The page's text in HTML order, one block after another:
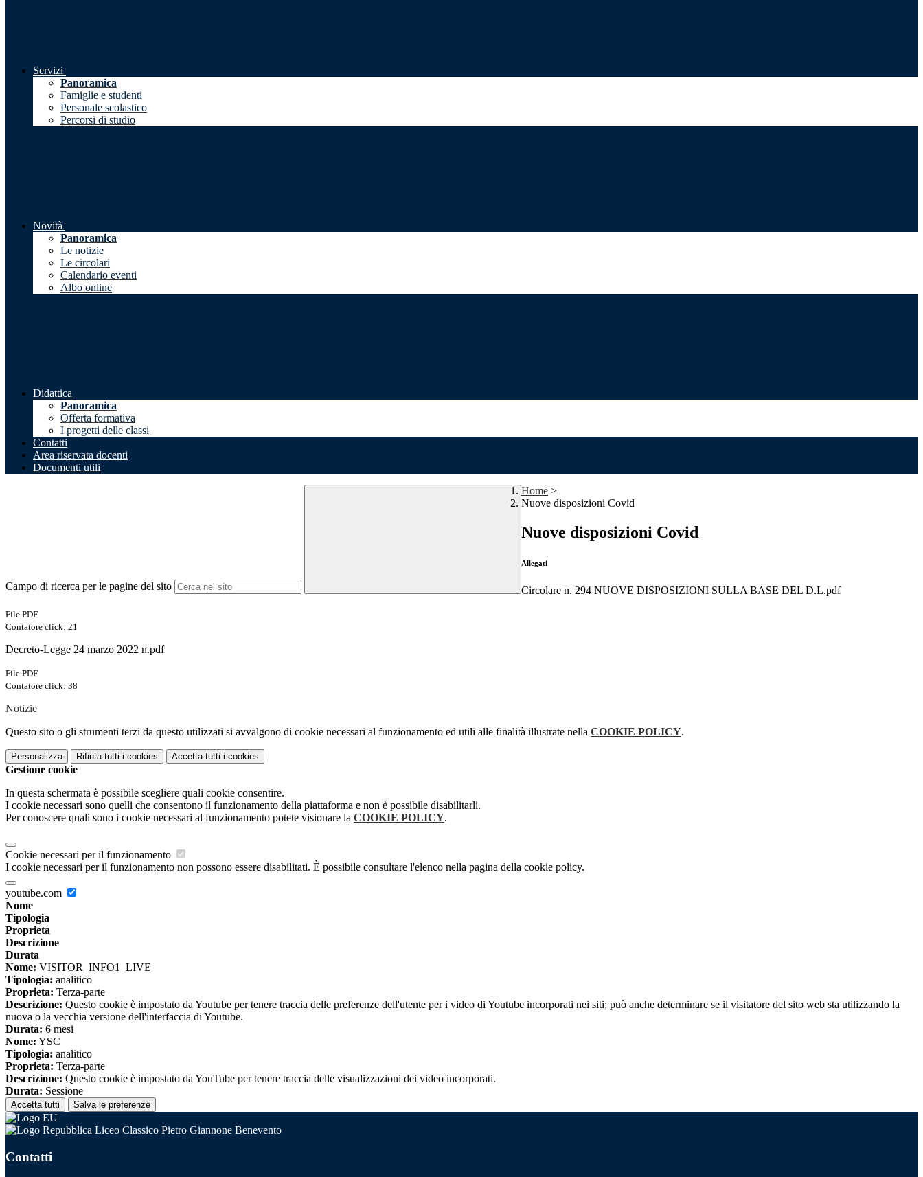
Servizi
Panoramica
Famiglie e studenti
Personale scolastico
Percorsi di studio
Novità
Panoramica
Le notizie
Le circolari
Calendario eventi
Albo online
Didattica
Panoramica
Offerta formativa
I progetti delle classi
Contatti
Area riservata docenti
Documenti utili
Campo di ricerca per le pagine del sito
Home >
Nuove disposizioni Covid
Nuove disposizioni Covid
Allegati
Circolare n. 294 NUOVE DISPOSIZIONI SULLA BASE DEL D.L.pdf
File PDF
Contatore click: 21
Decreto-Legge 24 marzo 2022 n.pdf
File PDF
Contatore click: 38
Notizie
Questo sito o gli strumenti terzi da questo utilizzati si avvalgono di cookie necessari al funzionamento ed utili alle finalità illustrate nella COOKIE POLICY.
Personalizza Rifiuta tutti i cookies Accetta tutti i cookies
Gestione cookie
In questa schermata è possibile scegliere quali cookie consentire.
I cookie necessari sono quelli che consentono il funzionamento della piattaforma e non è possibile disabilitarli.
Per conoscere quali sono i cookie necessari al funzionamento potete visionare la COOKIE POLICY.
Cookie necessari per il funzionamento
I cookie necessari per il funzionamento non possono essere disabilitati. È possibile consultare l'elenco nella pagina della cookie policy.
youtube.com
Nome
Tipologia
Proprieta
Descrizione
Durata
Nome: VISITOR_INFO1_LIVE
Tipologia: analitico
Proprieta: Terza-parte
Descrizione: Questo cookie è impostato da Youtube per tenere traccia delle preferenze dell'utente per i video di Youtube incorporati nei siti; può anche determinare se il visitatore del sito web sta utilizzando la
nuova o la vecchia versione dell'interfaccia di Youtube.
Durata: 6 mesi
Nome: YSC
Tipologia: analitico
Proprieta: Terza-parte
Descrizione: Questo cookie è impostato da YouTube per tenere traccia delle visualizzazioni dei video incorporati.
Durata: Sessione
Accetta tutti Salva le preferenze
Liceo Classico Pietro Giannone Benevento
Contatti